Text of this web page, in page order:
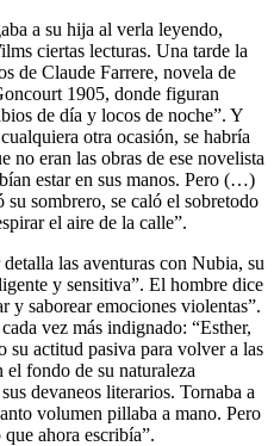
a su hija al verla leyendo,
ciertas lecturas. Una tarde la
de Claude Farrere, novela de
1905, donde figuran
de día y locos de noche”. Y
otra ocasión, se habría
no eran las obras de ese novelista
estar en sus manos. Pero (…)
su sombrero, se caló el sobretodo
el aire de la calle”.
las aventuras con Nubia, su
y sensitiva”. El hombre dice
y saborear emociones violentas”.
vez más indignado: “Esther,
su actitud pasiva para volver a las
fondo de su naturaleza
devaneos literarios. Tornaba a
volumen pillaba a mano. Pero
ahora escribía”.